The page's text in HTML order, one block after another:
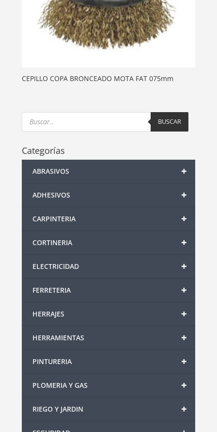
CEPILLO COPA BRONCEADO MOTA FAT 075mm
Products
search BUSCAR
Categorías
+
ABRASIVOS
+
ADHESIVOS
+
CARPINTERIA
+
CORTINERIA
+
ELECTRICIDAD
+
FERRETERIA
+
HERRAJES
+
HERRAMIENTAS
+
PINTURERIA
+
PLOMERIA Y GAS
+
RIEGO Y JARDIN